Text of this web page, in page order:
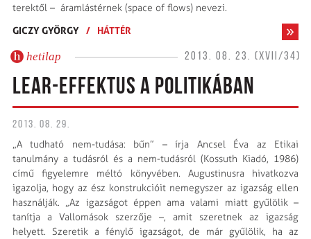
terektől – áramlástérnek (space of flows) nevezi.
GICZY GYÖRGY / HÁTTÉR
hetilap 2013. 08. 23. (XVII/34)
LEAR-EFFEKTUS A POLITIKÁBAN
2013. 08. 29.
„A tudható nem-tudása: bűn” – írja Ancsel Éva az Etikai
tanulmány a tudásról és a nem-tudásról (Kossuth Kiadó, 1986)
című figyelemre méltó könyvében. Augustinusra hivatkozva
igazolja, hogy az ész konstrukcióit nemegyszer az igazság ellen
használják. „Az igazságot éppen ama valami miatt gyűlölik –
tanítja a Vallomások szerzője –, amit szeretnek az igazság
helyett. Szeretik a fénylő igazságot, de már gyűlölik, ha az